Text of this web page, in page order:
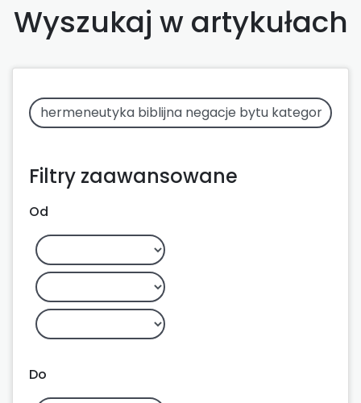
Wyszukaj w artykułach
Filtry zaawansowane
Od
Do